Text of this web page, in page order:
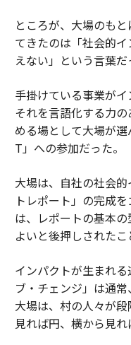
ところが、大場のも
てきたのは「社会的
えない」という言葉だ
手掛けている事業がイ
それを言語化する力
める場として大場が
T」への参加だった。
大場は、自社の社会
トレポート」の完成
は、レポートの基本
よいと後押しされたこ
インパクトが生まれ
ブ・チェンジ」は通
大場は、村の人々が
見れば円、横から見れ